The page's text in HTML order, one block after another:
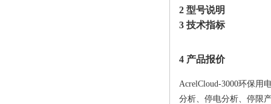
2 型号说明
3 技术指标
4 产品报价
AcrelCloud-3000环保用
分析、停电分析、停限